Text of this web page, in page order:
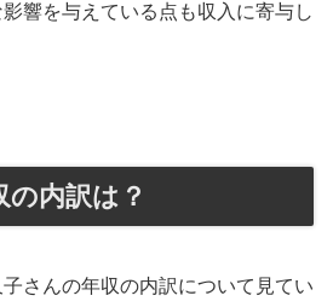
響を与えている点も収入に寄与し
の内訳は？
さんの年収の内訳について見てい